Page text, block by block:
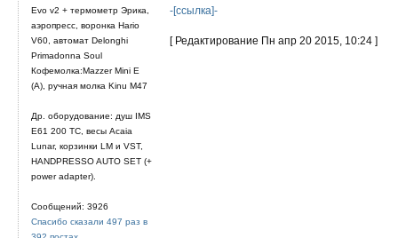
Evo v2 + термометр Эрика,
аэропресс, воронка Hario
V60, автомат Delonghi
Primadonna Soul
Кофемолка:Mazzer Mini E
(A), ручная молка Kinu M47
Др. оборудование: душ IMS
E61 200 TC, весы Acaia
Lunar, корзинки LM и VST,
HANDPRESSO AUTO SET (+
power adapter).
Сообщений: 3926
Спасибо сказали 497 раз в
-[ссылка]-
[ Редактирование Пн апр 20 2015, 10:24 ]